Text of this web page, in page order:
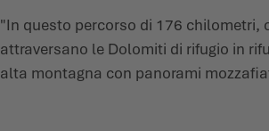
"In questo percorso di 176 chilometri,
attraversano le Dolomiti di rifugio in
alta montagna con panorami